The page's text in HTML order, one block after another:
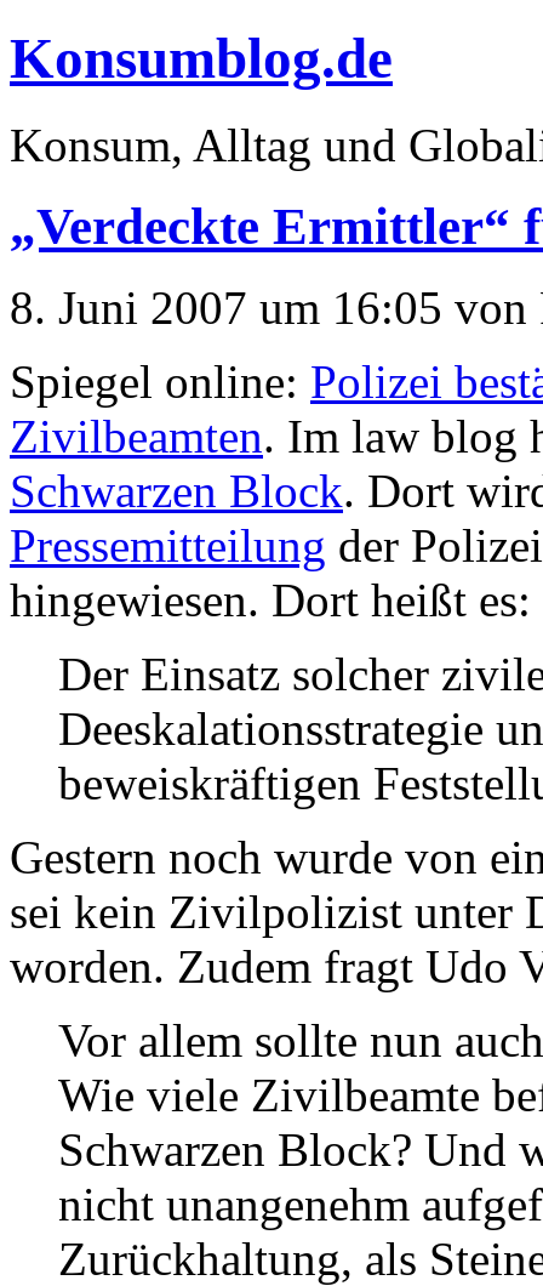
Konsumblog.de
Konsum, Alltag und
„Verdeckte Ermittler“
8. Juni 2007 um 16:05 von
Spiegel online: Polizei
Zivilbeamten. Im law blog
Schwarzen Block. Dort
Pressemitteilung der
hingewiesen. Dort heißt es:
Der Einsatz solcher
Deeskalationsstrategie
beweiskräftigen
Gestern noch wurde von
sei kein Zivilpolizist unter
worden. Zudem fragt Udo
Vor allem sollte nun
Wie viele Zivilbeamte
Schwarzen Block? Und
nicht unangenehm
Zurückhaltung, als